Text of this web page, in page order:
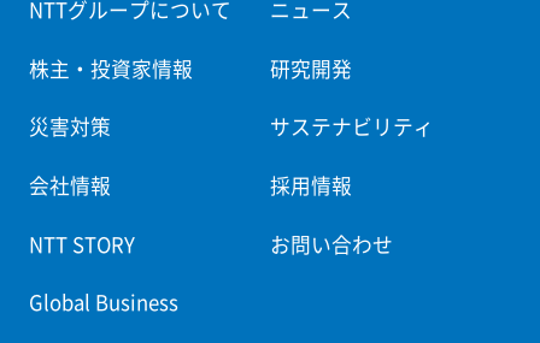
NTTグループについて ニュース
株主・投資家情報 研究開発
災害対策 サステナビリティ
会社情報 採用情報
NTT STORY お問い合わせ
Global Business